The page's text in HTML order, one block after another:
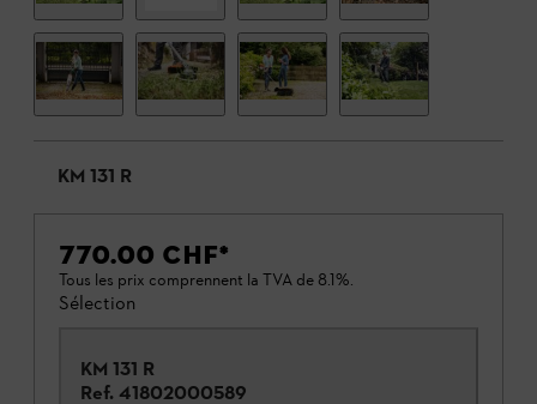
KM 131 R
770.00 CHF*
Tous les prix comprennent la TVA de 8.1%.
Sélection
KM 131 R
Ref. 41802000589